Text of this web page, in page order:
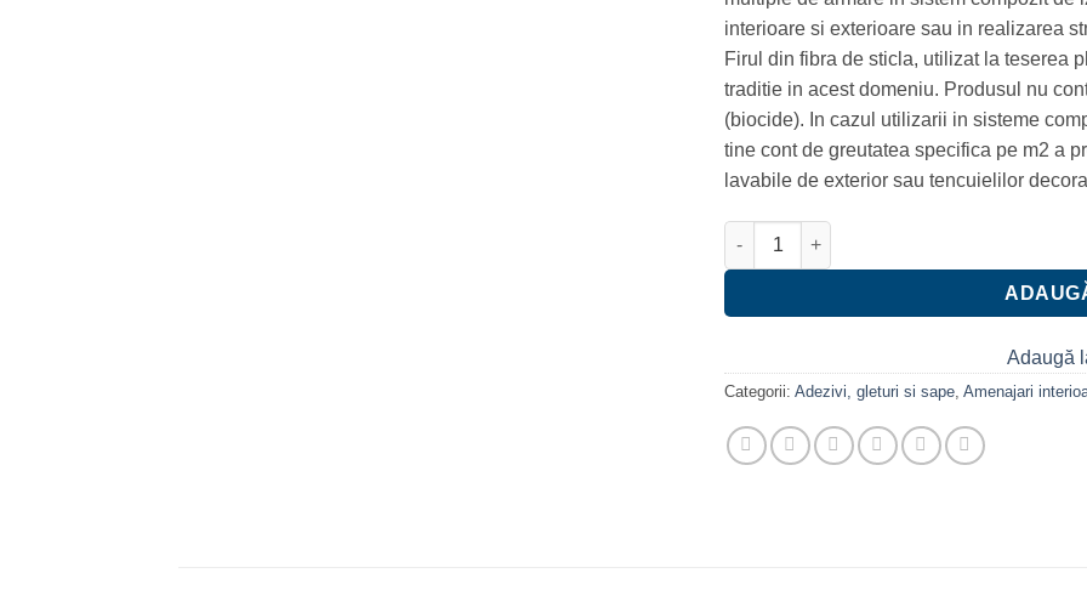
interioare si exterioare sau in realizarea
Firul din fibra de sticla, utilizat la teserea
traditie in acest domeniu. Produsul nu
(biocide). In cazul utilizarii in sisteme
tine cont de greutatea specifica pe m2 a
lavabile de exterior sau tencuielilor
Cantitate Plasa din fibra de sticla 145g/m2
Adaugă
Categorii: Adezivi, gleturi si sape Amenajari